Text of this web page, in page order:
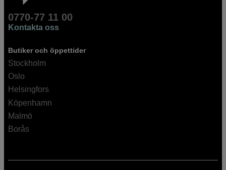
0770-77 11 00
Kontakta oss
Butiker och öppettider
Stockholm
Oslo
Helsingfors
Köpenhamn
Malmö
Borås